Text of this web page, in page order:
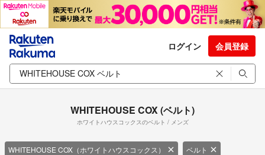
ログイン 会員登録
WHITEHOUSE COX (ベルト)
ホワイトハウスコックスのベルト / メンズ
WHITEHOUSE COX（ホワイトハウスコックス） ベルト